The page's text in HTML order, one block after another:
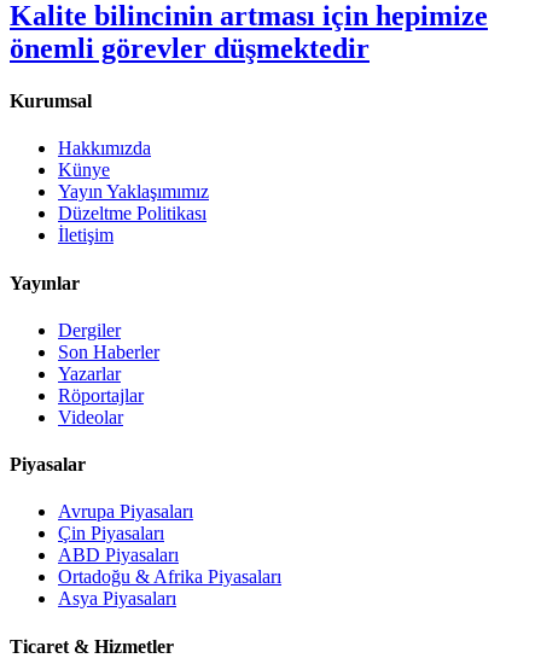
Kalite bilincinin artması için hepimize
önemli görevler düşmektedir
Kurumsal
Hakkımızda
Künye
Yayın Yaklaşımımız
Düzeltme Politikası
İletişim
Yayınlar
Dergiler
Son Haberler
Yazarlar
Röportajlar
Videolar
Piyasalar
Avrupa Piyasaları
Çin Piyasaları
ABD Piyasaları
Ortadoğu & Afrika Piyasaları
Asya Piyasaları
Ticaret & Hizmetler